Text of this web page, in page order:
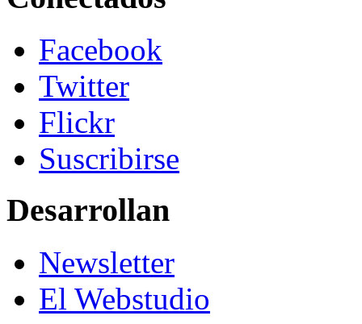
Facebook
Twitter
Flickr
Suscribirse
Desarrollan
Newsletter
El Webstudio